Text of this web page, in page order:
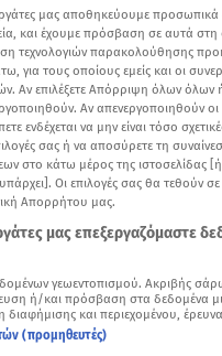
μας στην αναζήτηση σας
μας αποθηκεύουμε
και έχουμε πρόσβαση σε αυτά
τεχνολογιών παρακολούθησης
για τους οποίους εμείς και οι
Αν επιλέξετε Απόρριψη όλων
Αν απενεργοποιηθούν οι
ενδέχεται να μην είναι τόσο
σας ή να αποσύρετε τη
στο κάτω μέρος της ιστοσελίδας
Οι επιλογές σας θα τεθούν
Απορρήτου μας.
μας επεξεργαζόμαστε
γεωεντοπισμού. Ακριβής
ή/και πρόσβαση στα δεδομένα
διαφήμισης και περιεχομένου,
(προμηθευτές)